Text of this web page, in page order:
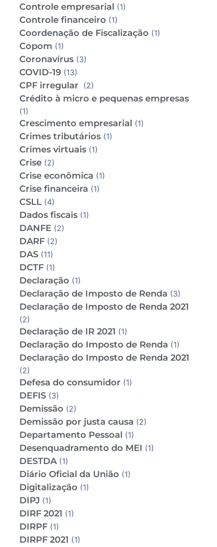
Controle empresarial (1)
Controle financeiro (1)
Coordenação de Fiscalização (1)
Copom (1)
Coronavírus (3)
COVID-19 (13)
CPF irregular (2)
Crédito à micro e pequenas empresas
(1)
Crescimento empresarial (1)
Crimes tributários (1)
Crimes virtuais (1)
Crise (2)
Crise econômica (1)
Crise financeira (1)
CSLL (4)
Dados fiscais (1)
DANFE (2)
DARF (2)
DAS (11)
DCTF (1)
Declaração (1)
Declaração de Imposto de Renda (3)
Declaração de Imposto de Renda 2021
(2)
Declaração de IR 2021 (1)
Declaração do Imposto de Renda (1)
Declaração do Imposto de Renda 2021
(2)
Defesa do consumidor (1)
DEFIS (3)
Demissão (2)
Demissão por justa causa (2)
Departamento Pessoal (1)
Desenquadramento do MEI (1)
DESTDA(1)
Diário Oficial da União (1)
Digitalização (1)
DIPJ (1)
DIRF 2021 (1)
DIRPF (1)
DIRPF 2021 (1)